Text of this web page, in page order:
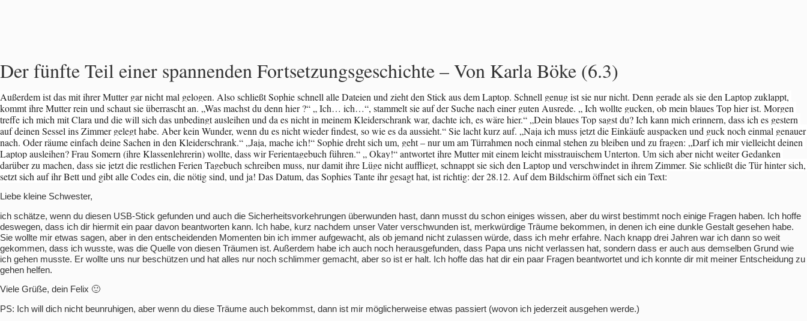
Der fünfte Teil einer spannenden Fortsetzungsgeschichte – Von Karla Böke (6.3)
Außerdem ist das mit ihrer Mutter gar nicht mal gelogen. Also schließt Sophie schnell alle Dateien und zieht den Stick aus dem Laptop. Schnell genug ist sie nur nicht. Denn gerade als sie den Laptop zuklappt,
kommt ihre Mutter rein und schaut sie überrascht an. „Was machst du denn hier ?“ „ Ich… ich…“, stammelt sie auf der Suche nach einer guten Ausrede. „ Ich wollte gucken, ob mein blaues Top hier ist. Morgen
treffe ich mich mit Clara und die will sich das unbedingt ausleihen und da es nicht in meinem Kleiderschrank war, dachte ich, es wäre hier.“ „Dein blaues Top sagst du? Ich kann mich erinnern, dass ich es gestern
auf deinen Sessel ins Zimmer gelegt habe. Aber kein Wunder, wenn du es nicht wieder findest, so wie es da aussieht.“ Sie lacht kurz auf. „Naja ich muss jetzt die Einkäufe auspacken und guck noch einmal genauer
nach. Oder räume einfach deine Sachen in den Kleiderschrank.“ „Jaja, mache ich!“ Sophie dreht sich um, geht – nur um am Türrahmen noch einmal stehen zu bleiben und zu fragen: „Darf ich mir vielleicht deinen
Laptop ausleihen? Frau Somern (ihre Klassenlehrerin) wollte, dass wir Ferientagebuch führen.“ „ Okay!“ antwortet ihre Mutter mit einem leicht misstrauischem Unterton. Um sich aber nicht weiter Gedanken
darüber zu machen, dass sie jetzt die restlichen Ferien Tagebuch schreiben muss, nur damit ihre Lüge nicht auffliegt, schnappt sie sich den Laptop und verschwindet in ihrem Zimmer. Sie schließt die Tür hinter sich,
setzt sich auf ihr Bett und gibt alle Codes ein, die nötig sind, und ja! Das Datum, das Sophies Tante ihr gesagt hat, ist richtig: der 28.12. Auf dem Bildschirm öffnet sich ein Text:
Liebe kleine Schwester,
ich schätze, wenn du diesen USB-Stick gefunden und auch die Sicherheitsvorkehrungen überwunden hast, dann musst du schon einiges wissen, aber du wirst bestimmt noch einige Fragen haben. Ich hoffe
deswegen, dass ich dir hiermit ein paar davon beantworten kann. Ich habe, kurz nachdem unser Vater verschwunden ist, merkwürdige Träume bekommen, in denen ich eine dunkle Gestalt gesehen habe.
Sie wollte mir etwas sagen, aber in den entscheidenden Momenten bin ich immer aufgewacht, als ob jemand nicht zulassen würde, dass ich mehr erfahre. Nach knapp drei Jahren war ich dann so weit
gekommen, dass ich wusste, was die Quelle von diesen Träumen ist. Außerdem habe ich auch noch herausgefunden, dass Papa uns nicht verlassen hat, sondern dass er auch aus demselben Grund wie
ich gehen musste. Er wollte uns nur beschützen und hat alles nur noch schlimmer gemacht, aber so ist er halt. Ich hoffe das hat dir ein paar Fragen beantwortet und ich konnte dir mit meiner Entscheidung zu
gehen helfen.
Viele Grüße, dein Felix 🙂
PS: Ich will dich nicht beunruhigen, aber wenn du diese Träume auch bekommst, dann ist mir möglicherweise etwas passiert (wovon ich jederzeit ausgehen werde.)